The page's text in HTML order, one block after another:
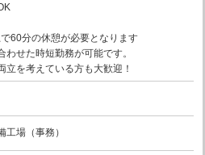
60分の休憩が必要となります
わせた時短勤務が可能です。
立を考えている方も大歓迎！
工場（事務）